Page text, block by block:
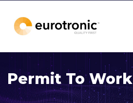
Permit To Work